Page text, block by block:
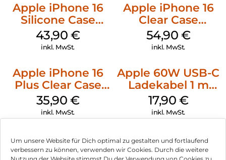
Um unsere Website für Dich optimal zu gestalten und fortlaufend
verbessern zu können, verwenden wir Cookies. Durch die weitere
Apple iPhone 16
Silicone Case
MagSafe Plum
43,90 €
inkl. MwSt.
Apple iPhone 16
Clear Case
MagSafe
Transparent
54,90 €
inkl. MwSt.
Apple iPhone 16
Plus Clear Case
MagSafe
Transparent
35,90 €
inkl. MwSt.
Apple 60W USB-C
Ladekabel 1 m
Weiß
17,90 €
inkl. MwSt.